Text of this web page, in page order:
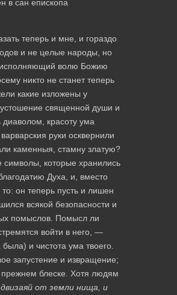
в сан епископа
теперь и мне, и гораздо
и не целые народы, но
исполняющий волю Божию
никто не станет теперь
какие изложены у
священной души и
красоту ума
руки осквернили
каменныя, стамну златую?
символы, которые хранились
Духа, и, вместо
он теперь пусть и лишен
всякой безопасности и
помыслов. Помысл ли
войти в него, —
и чистота ума твоего.
запустение и извращение;
прежнем блеске. Хотя людям
от земли нища, и